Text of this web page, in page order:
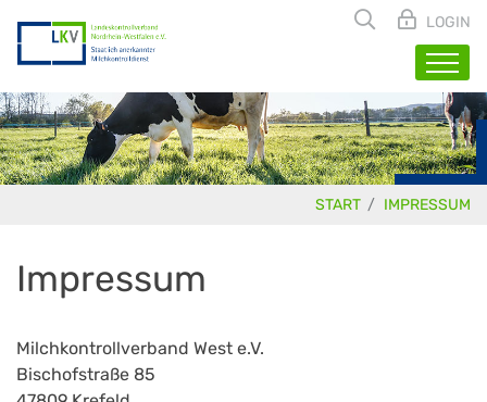
LOGIN
START IMPRESSUM
Impressum
Milchkontrollverband West e.V.
Bischofstraße 85